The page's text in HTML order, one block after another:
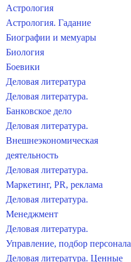
Астрология
Астрология. Гадание
Биографии и мемуары
Биология
Боевики
Деловая литература
Деловая литература.
Банковское дело
Деловая литература.
Внешнеэкономическая
деятельность
Деловая литература.
Маркетинг, PR, реклама
Деловая литература.
Менеджмент
Деловая литература.
Управление, подбор персонала
Деловая литература. Ценные